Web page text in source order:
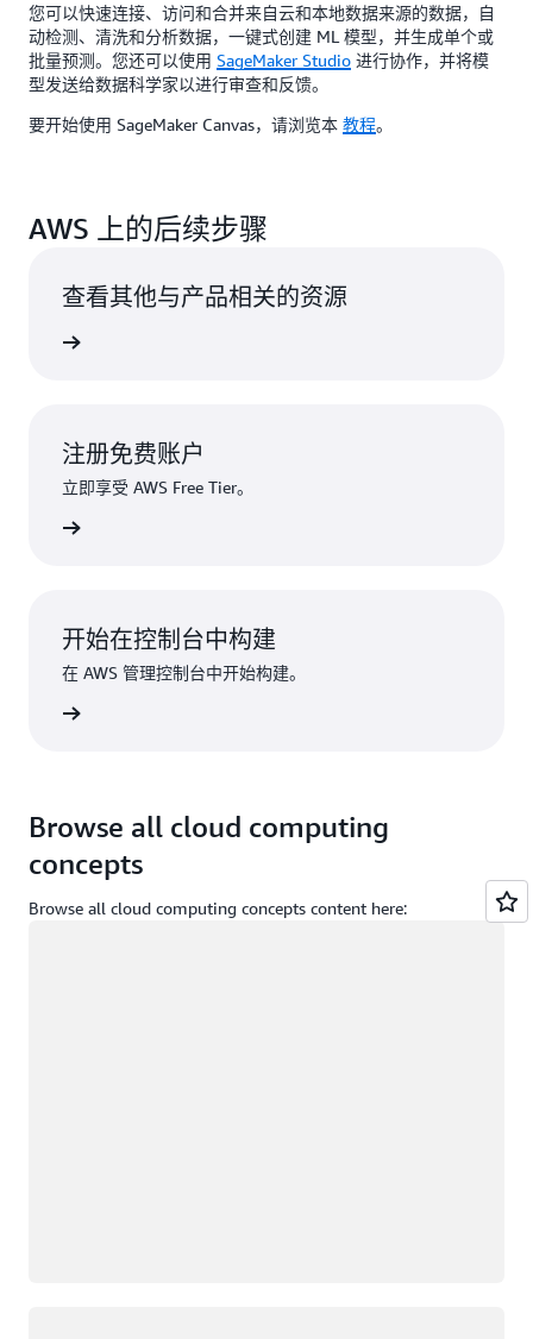
您可以快速连接、访问和合并来自云和本地数据来源的数据，自
动检测、清洗和分析数据，一键式创建 ML 模型，并生成单个或
批量预测。您还可以使用 SageMaker Studio 进行协作，并将模
型发送给数据科学家以进行审查和反馈。
要开始使用 SageMaker Canvas，请浏览本 教程。
AWS 上的后续步骤
查看其他与产品相关的资源
注册免费账户
立即享受 AWS Free Tier。
开始在控制台中构建
在 AWS 管理控制台中开始构建。
Browse all cloud computing
concepts
Browse all cloud computing concepts content here: